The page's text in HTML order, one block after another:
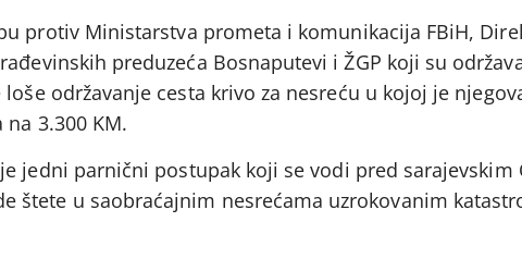
protiv Ministarstva prometa i komunikacija FBiH,
preduzeća Bosnaputevi i ŽGP koji su
održavanje cesta krivo za nesreću u kojoj je
3.300 KM.
jedni parnični postupak koji se vodi pred sarajevskim
štete u saobraćajnim nesrećama uzrokovanim